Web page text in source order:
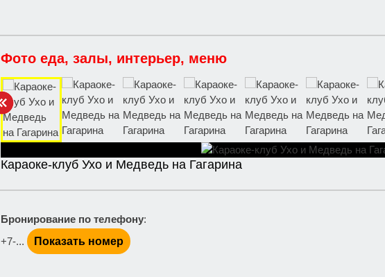
Фото еда, залы, интерьер, меню
Караоке-клуб Ухо и Медведь на Гагарина
Бронирование по телефону:
+7-...
Показать номер